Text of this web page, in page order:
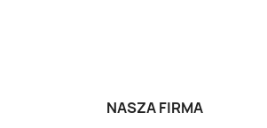
NASZA FIRMA